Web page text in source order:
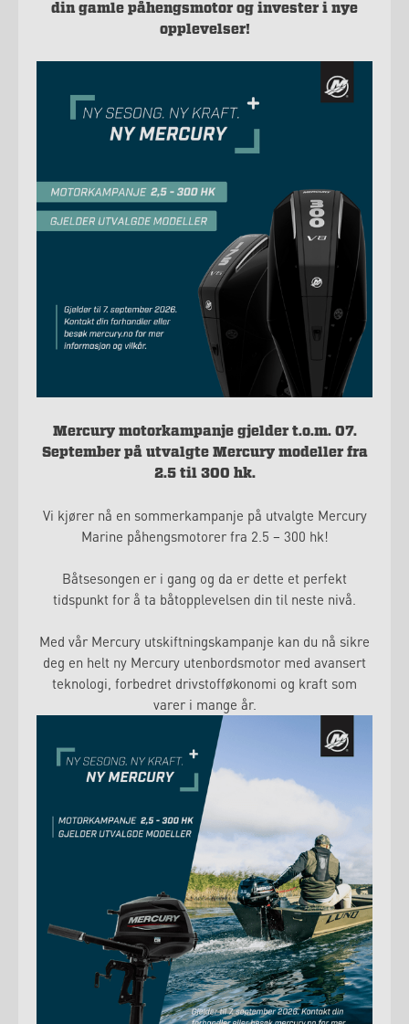
din gamle påhengsmotor og invester i nye
opplevelser!
Mercury motorkampanje gjelder t.o.m. 07.
September på utvalgte Mercury modeller fra
2.5 til 300 hk.
Vi kjører nå en sommerkampanje på utvalgte Mercury
Marine påhengsmotorer fra 2.5 – 300 hk!
Båtsesongen er i gang og da er dette et perfekt
tidspunkt for å ta båtopplevelsen din til neste nivå.
Med vår Mercury utskiftningskampanje kan du nå sikre
deg en helt ny Mercury utenbordsmotor med avansert
teknologi, forbedret drivstofføkonomi og kraft som
varer i mange år.